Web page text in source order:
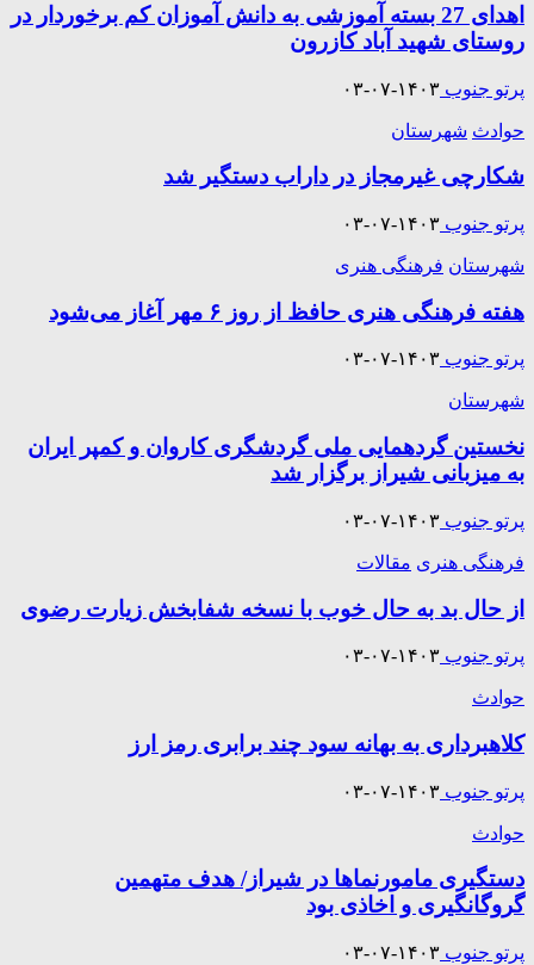
اهدای 27 بسته آموزشی به دانش آموزان کم برخوردار در
روستای شهید آباد کازرون
پرتو جنوب ۱۴۰۳-۰۷-۰۳
حوادث شهرستان
شکارچی غيرمجاز در داراب دستگير شد
پرتو جنوب ۱۴۰۳-۰۷-۰۳
شهرستان فرهنگی هنری
هفته فرهنگی هنری حافظ از روز ۶ مهر آغاز می‌شود
پرتو جنوب ۱۴۰۳-۰۷-۰۳
شهرستان
نخستین گردهمایی ملی گردشگری کاروان و کمپر ایران
به میزبانی شیراز برگزار شد
پرتو جنوب ۱۴۰۳-۰۷-۰۳
فرهنگی هنری مقالات
از حال بد به حال خوب با نسخه شفابخش زیارت رضوی
پرتو جنوب ۱۴۰۳-۰۷-۰۳
حوادث
کلاهبرداری به بهانه سود چند برابری رمز ارز
پرتو جنوب ۱۴۰۳-۰۷-۰۳
حوادث
دستگیری مامورنما‌ها در شیراز/ هدف متهمین
گروگانگیری و اخاذی بود
پرتو جنوب ۱۴۰۳-۰۷-۰۳